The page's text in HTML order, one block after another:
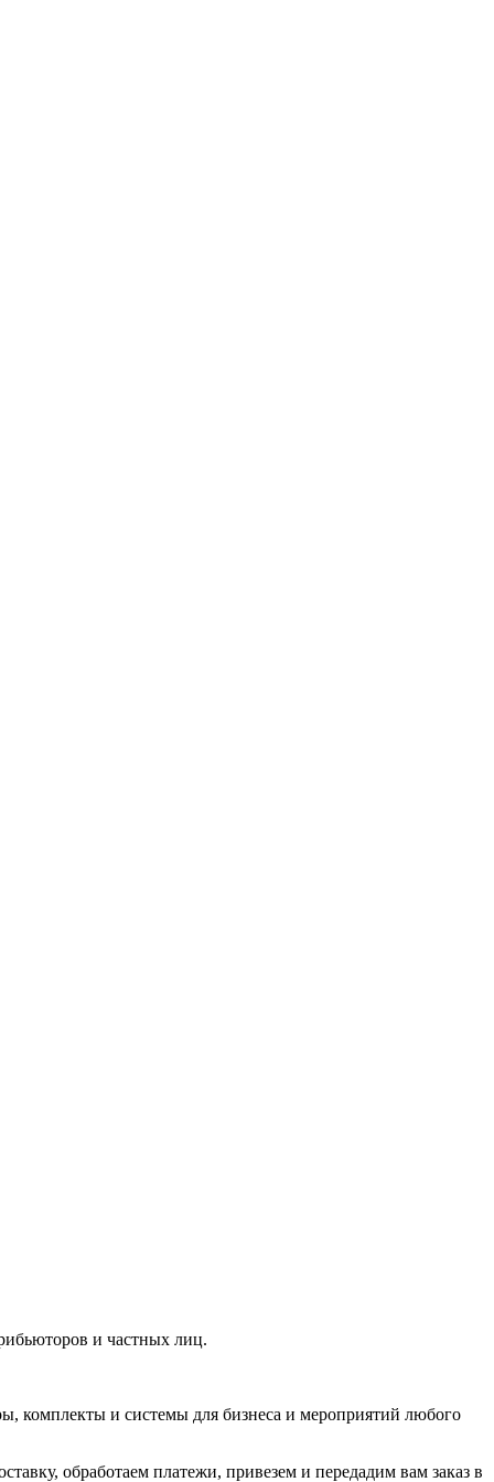
и частных лиц.
комплекты и системы для бизнеса и мероприятий любого
обработаем платежи, привезем и передадим вам заказ в